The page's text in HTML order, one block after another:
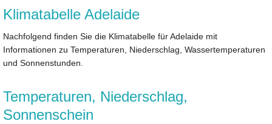
Klimatabelle Adelaide
Nachfolgend finden Sie die Klimatabelle für Adelaide mit
Informationen zu Temperaturen, Niederschlag, Wassertemperaturen
und Sonnenstunden.
Temperaturen, Niederschlag,
Sonnenschein